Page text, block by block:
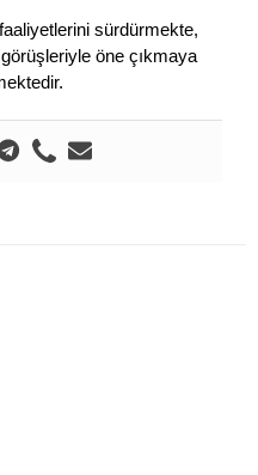
sürdürmekte,
öne çıkmaya